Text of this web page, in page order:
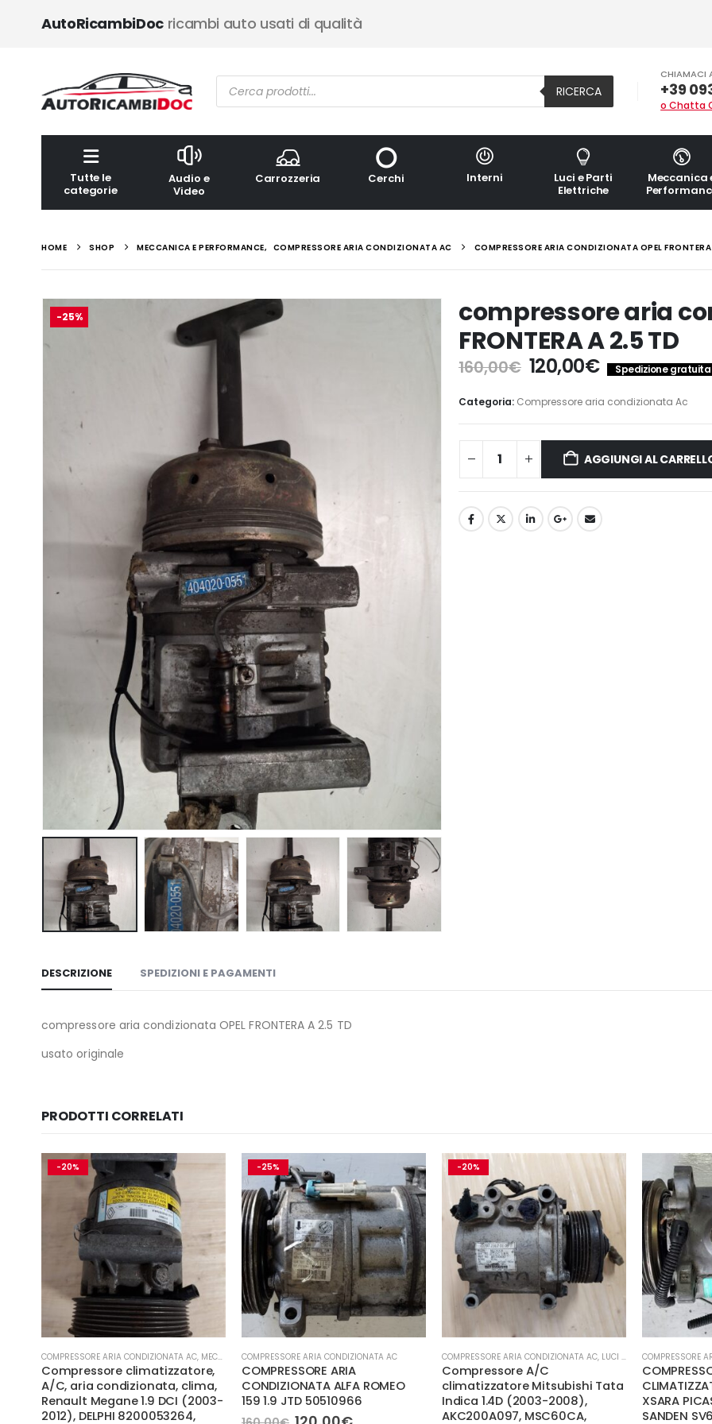
AutoRicambiDocricambi auto usati di qualità
Ricerca
prodotti RICERCA
CHIAMACI
+39
o Chatta
Tutte le
categorie
Audio e
Video
Carrozzeria Cerchi Interni
Luci e Parti
Elettriche
Meccanica
HOME SHOP MECCANICA E PERFORMANCE, COMPRESSORE ARIA CONDIZIONATA AC COMPRESSORE ARIA CONDIZIONATA OPEL
-25%
compressore aria
FRONTERA A 2.5 TD
160,00€ Il
prezzo
originale
era:
160,00€.
120,00€Il
prezzo
attuale
è:
120,00€.
Spedizione
Categoria: Compressore aria condizionata Ac
AGGIUNGI AL
DESCRIZIONE SPEDIZIONI E PAGAMENTI
compressore aria condizionata OPEL FRONTERA A 2.5 TD
usato originale
PRODOTTI CORRELATI
-20%
COMPRESSORE ARIA CONDIZIONATA AC, MECCANICA E PERFORMANCE
Compressore climatizzatore,
A/C, aria condizionata, clima,
Renault Megane 1.9 DCI (2003-
2012), DELPHI 8200053264,
-25%
COMPRESSORE ARIA CONDIZIONATA AC
COMPRESSORE ARIA
CONDIZIONATA ALFA ROMEO
159 1.9 JTD 50510966
-20%
COMPRESSORE ARIA CONDIZIONATA AC, LUCI E PARTI ELETTRICHE
Compressore A/C
climatizzatore Mitsubishi Tata
Indica 1.4D (2003-2008),
AKC200A097, MSC60CA,
COMPRESSORE
XSARA
SANDEN